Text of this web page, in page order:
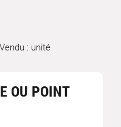
Vendu : unité
OU POINT